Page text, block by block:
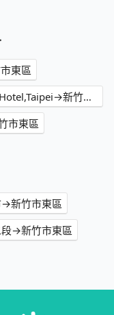
東區
長榮桂冠酒店(台北) Evergreen Laurel Hotel,Taipei→新竹市東區
市東區
新竹市東區
→新竹市東區